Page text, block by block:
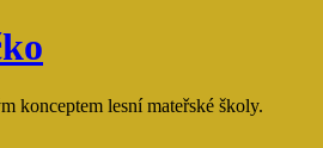
konceptem lesní mateřské školy.